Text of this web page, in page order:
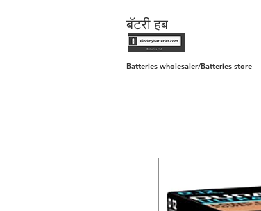
बॅटरी हब
Batteries wholesaler/Batteries store